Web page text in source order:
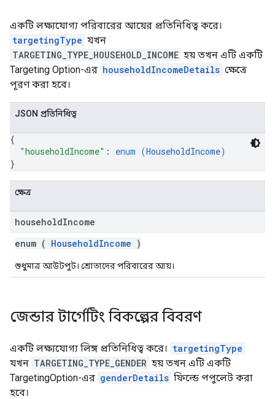
একটি লক্ষ্যযোগ্য পরিবারের আয়ের প্রতিনিধিত্ব করে।
targetingType যখন
TARGETING_TYPE_HOUSEHOLD_INCOME হয় তখন এটি একটি
Targeting Option-এর householdIncomeDetails ক্ষেত্রে
পূরণ করা হবে।
JSON প্রতিনিধিত্ব
{
"householdIncome" : enum (HouseholdIncome)
}
ক্ষেত্র
householdIncome
enum ( HouseholdIncome )
শুধুমাত্র আউটপুট। শ্রোতাদের পরিবারের আয়।
জেন্ডার টার্গেটিং বিকল্পের বিবরণ
একটি লক্ষ্যযোগ্য লিঙ্গ প্রতিনিধিত্ব করে। targetingType
যখন TARGETING_TYPE_GENDER হয় তখন এটি একটি
TargetingOption-এর genderDetails ফিল্ডে পপুলেট করা
হবে।